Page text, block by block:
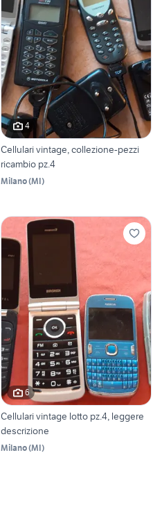
4
Cellulari vintage, collezione-pezzi
ricambio pz.4
Milano(MI)
6
Cellulari vintage lotto pz.4, leggere
descrizione
Milano(MI)